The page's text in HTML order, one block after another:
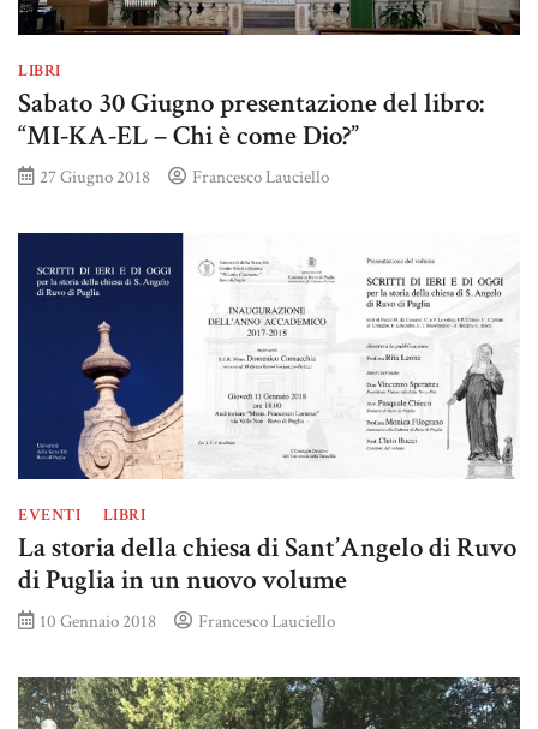
LIBRI
Sabato 30 Giugno presentazione del libro:
“MI-KA-EL – Chi è come Dio?”
27 Giugno 2018 Francesco Lauciello
EVENTI LIBRI
La storia della chiesa di Sant’Angelo di Ruvo
di Puglia in un nuovo volume
10 Gennaio 2018 Francesco Lauciello